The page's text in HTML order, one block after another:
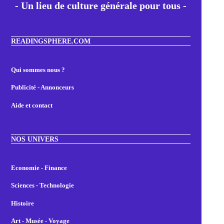
- Un lieu de culture générale pour tous -
READINGSPHERE.COM
Qui sommes nous ?
Publicité - Annonceurs
Aide et contact
NOS UNIVERS
Economie - Finance
Sciences - Technologie
Histoire
Art - Musée - Voyage